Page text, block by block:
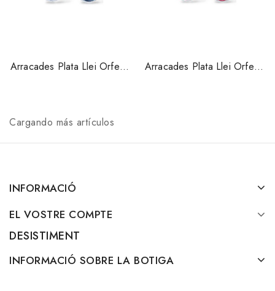
Arracades Plata Llei Orfega
Arracades Plata Llei Orfega
Cargando más artículos
INFORMACIÓ
EL VOSTRE COMPTE
DESISTIMENT
INFORMACIÓ SOBRE LA BOTIGA